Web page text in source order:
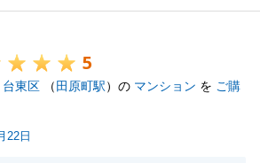
はI様の不動産パートナーですの
急リバブルをご愛顧いただければ
5
台東区 （ 田原町駅）の マンション を ご購
22日